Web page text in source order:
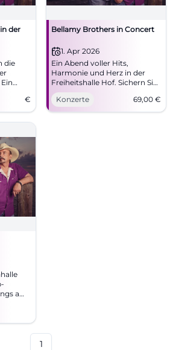
der
die
€
Bellamy Brothers in Concert
1. Apr 2026
Ein Abend voller Hits,
Harmonie und Herz in der
Freiheitshalle Hof. Sichern Sie
sich Tickets für die Bellamy
Brothers und genießen Sie
erstklassigen Country-Pop
Konzerte 69,00 €
am
1